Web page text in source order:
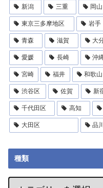
新潟 三重 岡山
東京三多摩地区 岩手
青森 滋賀 大
愛媛 長崎 沖
宮崎 福井 和歌山
渋谷区 佐賀 新
千代田区 高知
大田区 品
種類